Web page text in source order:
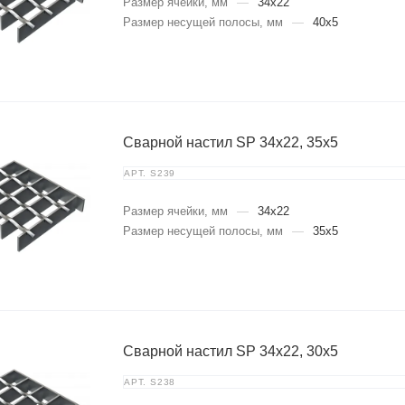
Размер несущей полосы, мм
— 40x5
Сварной настил SP 34х22, 35х5
АРТ. S239
Размер ячейки, мм —
34x22
Размер несущей полосы, мм
— 35x5
Сварной настил SP 34х22, 30х5
АРТ. S238